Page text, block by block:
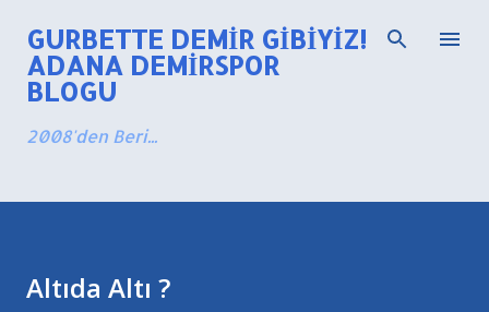
Ana içeriğe atla
GURBETTE DEMIR GIBIYIZ!
ADANA DEMIRSPOR
BLOGU
2008'den Beri...
Altıda Altı ?